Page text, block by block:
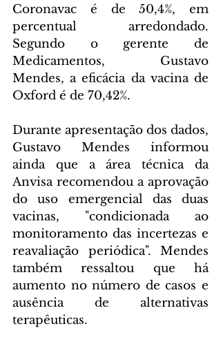
Coronavac é de 50,4%, em
percentual arredondado.
Segundo o gerente de
Medicamentos, Gustavo
Mendes, a eficácia da vacina de
Oxford é de 70,42%.
Durante apresentação dos dados,
Gustavo Mendes informou
ainda que a área técnica da
Anvisa recomendou a aprovação
do uso emergencial das duas
vacinas, "condicionada ao
monitoramento das incertezas e
reavaliação periódica". Mendes
também ressaltou que há
aumento no número de casos e
ausência de alternativas
terapêuticas.